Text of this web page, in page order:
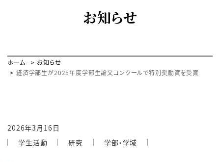
お知らせ
ホーム
お知らせ
経済学部生が2025年度学部生論文コンクールで特別奨励賞を受賞
2026年3月16日
学生活動
研究 学部・学域